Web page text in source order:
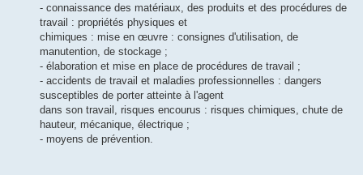
- connaissance des matériaux, des produits et des procédures de
travail : propriétés physiques et
chimiques : mise en œuvre : consignes d'utilisation, de
manutention, de stockage ;
- élaboration et mise en place de procédures de travail ;
- accidents de travail et maladies professionnelles : dangers
susceptibles de porter atteinte à l'agent
dans son travail, risques encourus : risques chimiques, chute de
hauteur, mécanique, électrique ;
- moyens de prévention.